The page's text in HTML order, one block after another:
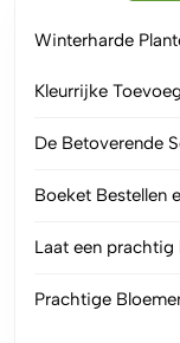
Winterharde
Kleurrijke
De Betoverende
Boeket Bestellen
Laat een
Prachtige